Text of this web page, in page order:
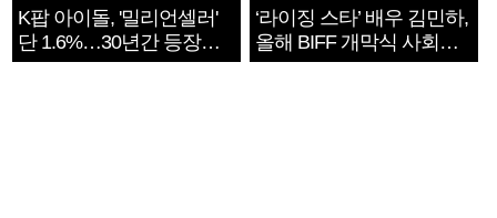
K팝 아이돌, '밀리언셀러'
단 1.6%…30년간 등장
1182개팀 전수조사
‘라이징 스타’ 배우 김민하,
올해 BIFF 개막식 사회자
확정